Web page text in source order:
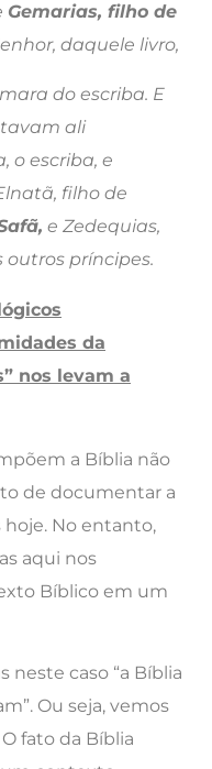
Gemarias, filho de
daquele livro,
do escriba. E
ali
o escriba, e
filho de
e Zedequias,
outros príncipes.
da
nos levam a
a Bíblia não
de documentar a
No entanto,
aqui nos
Bíblico em um
neste caso “a Bíblia
Ou seja, vemos
fato da Bíblia